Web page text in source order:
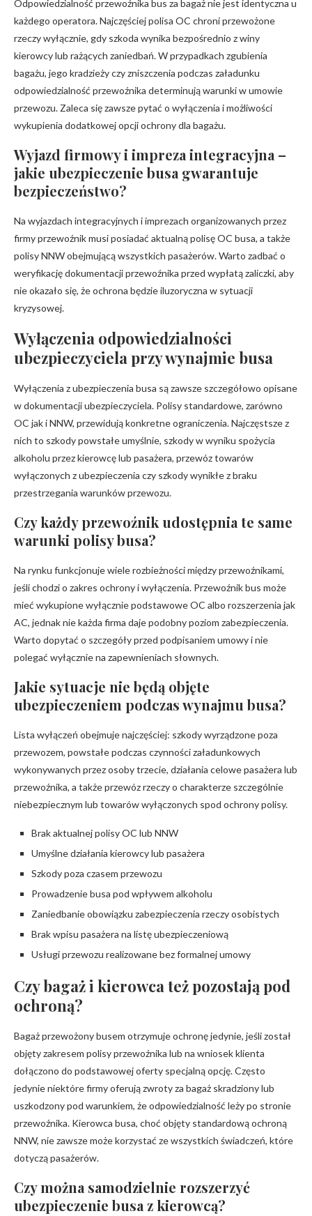
Odpowiedzialność przewoźnika bus za bagaż nie jest identyczna u
każdego operatora. Najczęściej polisa OC chroni przewożone
rzeczy wyłącznie, gdy szkoda wynika bezpośrednio z winy
kierowcy lub rażących zaniedbań. W przypadkach zgubienia
bagażu, jego kradzieży czy zniszczenia podczas załadunku
odpowiedzialność przewoźnika determinują warunki w umowie
przewozu. Zaleca się zawsze pytać o wyłączenia i możliwości
wykupienia dodatkowej opcji ochrony dla bagażu.
Wyjazd firmowy i impreza integracyjna –
jakie ubezpieczenie busa gwarantuje
bezpieczeństwo?
Na wyjazdach integracyjnych i imprezach organizowanych przez
firmy przewoźnik musi posiadać aktualną polisę OC busa, a także
polisy NNW obejmującą wszystkich pasażerów. Warto zadbać o
weryfikację dokumentacji przewoźnika przed wypłatą zaliczki, aby
nie okazało się, że ochrona będzie iluzoryczna w sytuacji
kryzysowej.
Wyłączenia odpowiedzialności
ubezpieczyciela przy wynajmie busa
Wyłączenia z ubezpieczenia busa są zawsze szczegółowo opisane
w dokumentacji ubezpieczyciela. Polisy standardowe, zarówno
OC jak i NNW, przewidują konkretne ograniczenia. Najczęstsze z
nich to szkody powstałe umyślnie, szkody w wyniku spożycia
alkoholu przez kierowcę lub pasażera, przewóz towarów
wyłączonych z ubezpieczenia czy szkody wynikłe z braku
przestrzegania warunków przewozu.
Czy każdy przewoźnik udostępnia te same
warunki polisy busa?
Na rynku funkcjonuje wiele rozbieżności między przewoźnikami,
jeśli chodzi o zakres ochrony i wyłączenia. Przewoźnik bus może
mieć wykupione wyłącznie podstawowe OC albo rozszerzenia jak
AC, jednak nie każda firma daje podobny poziom zabezpieczenia.
Warto dopytać o szczegóły przed podpisaniem umowy i nie
polegać wyłącznie na zapewnieniach słownych.
Jakie sytuacje nie będą objęte
ubezpieczeniem podczas wynajmu busa?
Lista wyłączeń obejmuje najczęściej: szkody wyrządzone poza
przewozem, powstałe podczas czynności załadunkowych
wykonywanych przez osoby trzecie, działania celowe pasażera lub
przewoźnika, a także przewóz rzeczy o charakterze szczególnie
niebezpiecznym lub towarów wyłączonych spod ochrony polisy.
Brak aktualnej polisy OC lub NNW
Umyślne działania kierowcy lub pasażera
Szkody poza czasem przewozu
Prowadzenie busa pod wpływem alkoholu
Zaniedbanie obowiązku zabezpieczenia rzeczy osobistych
Brak wpisu pasażera na listę ubezpieczeniową
Usługi przewozu realizowane bez formalnej umowy
Czy bagaż i kierowca też pozostają pod
ochroną?
Bagaż przewożony busem otrzymuje ochronę jedynie, jeśli został
objęty zakresem polisy przewoźnika lub na wniosek klienta
dołączono do podstawowej oferty specjalną opcję. Często
jedynie niektóre firmy oferują zwroty za bagaż skradziony lub
uszkodzony pod warunkiem, że odpowiedzialność leży po stronie
przewoźnika. Kierowca busa, choć objęty standardową ochroną
NNW, nie zawsze może korzystać ze wszystkich świadczeń, które
dotyczą pasażerów.
Czy można samodzielnie rozszerzyć
ubezpieczenie busa z kierowcą?